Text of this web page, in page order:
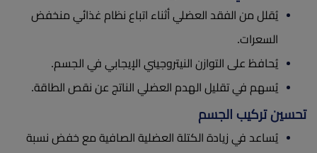
يُقلل من الفقد العضلي أثناء اتباع نظام غذائي منخفض
السعرات.
يُحافظ على التوازن النيتروجيني الإيجابي في الجسم.
يُسهم في تقليل الهدم العضلي الناتج عن نقص الطاقة.
تحسين تركيب الجسم
يُساعد في زيادة الكتلة العضلية الصافية مع خفض نسبة